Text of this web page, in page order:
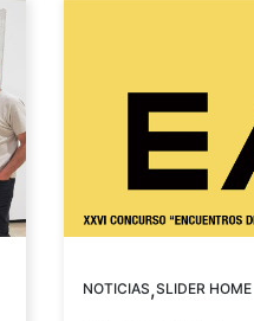
NOTICIAS,SLIDER HOME